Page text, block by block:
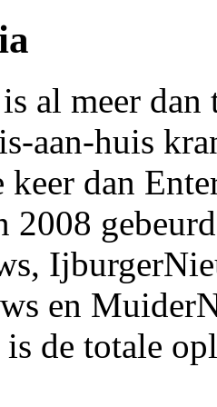
al meer
aan-huis
keer dan
2008
en
de totale